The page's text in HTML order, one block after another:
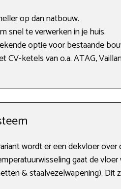
op dan natbouw.
snel te verwerken in je huis.
optie voor bestaande
CV-ketels van o.a. ATAG,
wordt er een dekvloer
gaat de
& staalvezelwapening).